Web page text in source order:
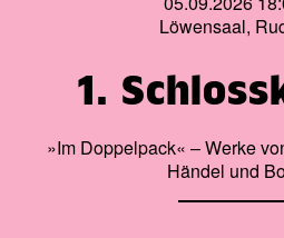
Löwensaal,
1.
»Im Doppelpack« – Werke
Händel und